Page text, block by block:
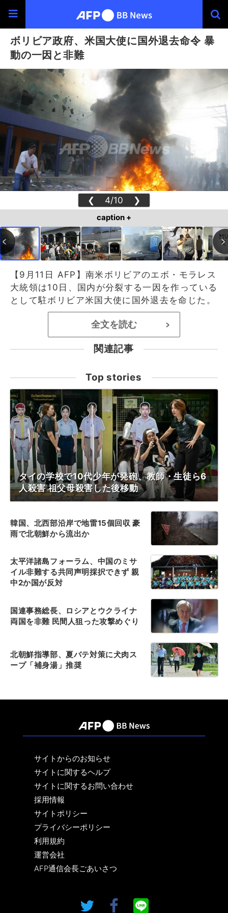
ボリビア政府、米国大使に国外退去命令 暴
動の一因と非難
❮ 4/10 ❯
caption +
【9月11日 AFP】南米ボリビアのエボ・モラレス
大統領は10日、国内が分裂する一因を作っている
として駐ボリビア米国大使に国外退去を命じた。
全文を読む >
関連記事
Top stories
タイの学校で10代少年が発砲、教師・生徒ら6
人殺害 祖父母殺害した後移動
韓国、北西部沿岸で地雷15個回収 豪
雨で北朝鮮から流出か
太平洋諸島フォーラム、中国のミサ
イル非難する共同声明採択できず 親
中2か国が反対
国連事務総長、ロシアとウクライナ
両国を非難 民間人狙った攻撃めぐり
北朝鮮指導部、夏バテ対策に犬肉ス
ープ「補身湯」推奨
サイトからのお知らせ
サイトに関するヘルプ
サイトに関するお問い合わせ
採用情報
サイトポリシー
プライバシーポリシー
利用規約
運営会社
AFP通信会長ごあいさつ